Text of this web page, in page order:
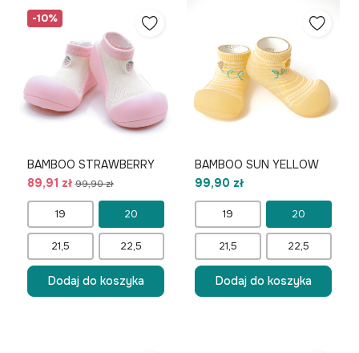
-10%
BAMBOO STRAWBERRY
89,91 zł99,90 zł
19 20
21,5 22,5
Dodaj do koszyka
BAMBOO SUN YELLOW
99,90 zł
19 20
21,5 22,5
Dodaj do koszyka